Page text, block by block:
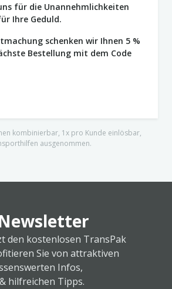
für die Unannehmlichkeiten
Ihre Geduld.
schenken wir Ihnen 5 %
Bestellung mit dem Code
kombinierbar, 1x pro Kunde einlösbar,
ausgenommen.
den kostenlosen TransPak
Sie von attraktiven
Infos,
hilfreichen Tipps.